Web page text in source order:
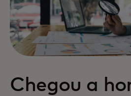
Chegou a